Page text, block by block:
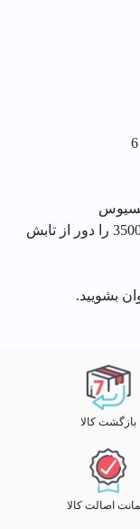
نکات ایمنی : رنگ سوله سفید ساندورا حلب 3500 را دور از تابش
بشویید.
بازگشت کالا
اصالت کالا